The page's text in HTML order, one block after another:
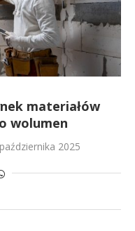
materiałów
wolumen
2025